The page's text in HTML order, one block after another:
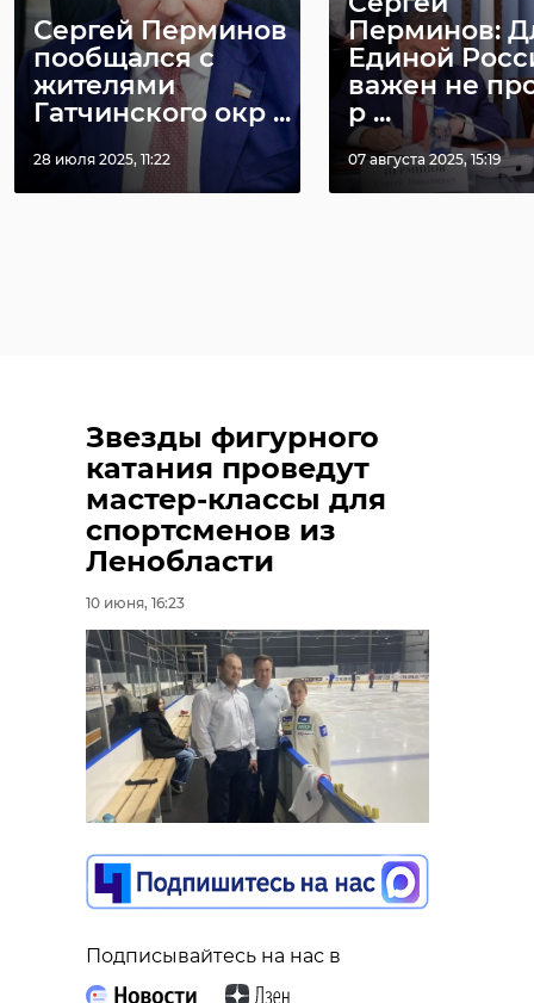
Сергей Перминов
пообщался с
жителями
Гатчинского окр ...
28 июля 2025, 11:22
Перминов:
Единой
важен не
р ...
07 августа 2025, 15:19
Звезды фигурного
катания проведут
мастер-классы для
спортсменов из
Ленобласти
10 июня, 16:23
Подписывайтесь на нас в